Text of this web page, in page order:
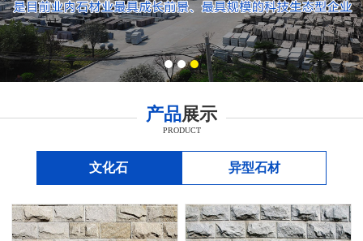
产品展示
PRODUCT
文化石 异型石材